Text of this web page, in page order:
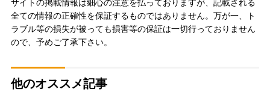
サイトの掲載情報は細心の注意を払っておりますが、記載される
全ての情報の正確性を保証するものではありません。万が一、ト
ラブル等の損失が被っても損害等の保証は一切行っておりません
ので、予めご了承下さい。
他のオススメ記事